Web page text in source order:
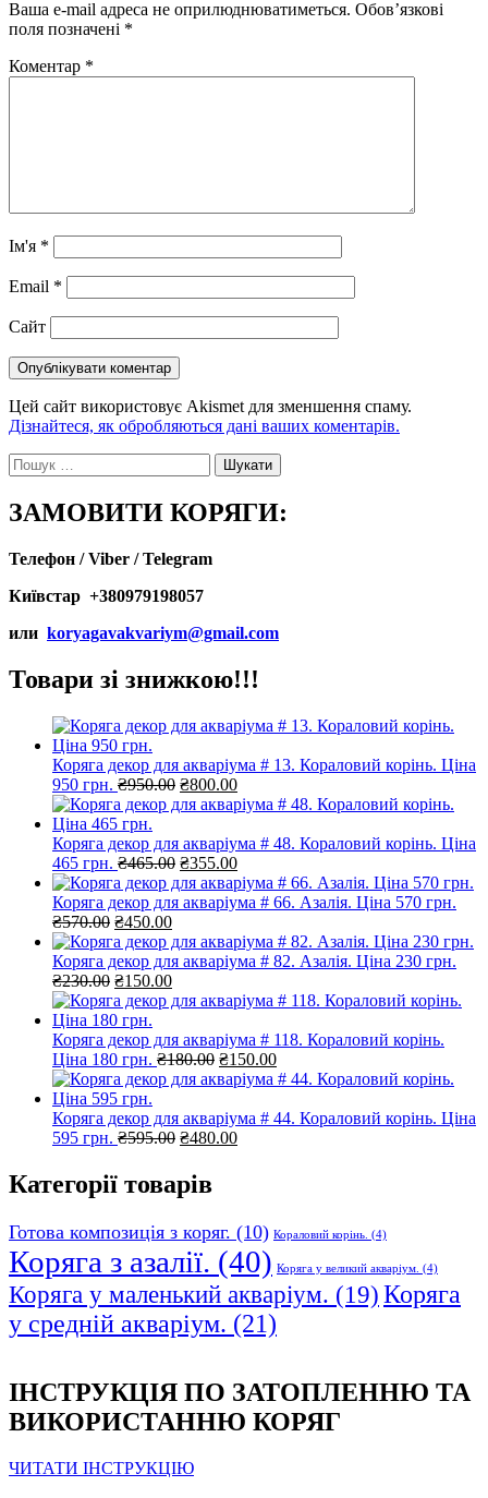
Ваша e-mail адреса не оприлюднюватиметься. Обов’язкові
поля позначені *
Коментар *
Ім'я *
Email *
Сайт
Цей сайт використовує Akismet для зменшення спаму.
Дізнайтеся, як обробляються дані ваших коментарів.
Пошук:
ЗАМОВИТИ КОРЯГИ:
Телефон / Viber / Telegram
Київстар +380979198057
или koryagavakvariym@gmail.com
Товари зі знижкою!!!
Коряга декор для акваріума # 13. Кораловий корінь. Ціна
950 грн. ₴950.00 Оригінальна
ціна:
₴800.00Поточна
ціна:
Коряга декор для акваріума # 48. Кораловий корінь. Ціна
465 грн. ₴465.00 Оригінальна
ціна:
₴465.00.
₴355.00Поточна
ціна:
₴355.00.
Коряга декор для акваріума # 66. Азалія. Ціна 570 грн.
₴570.00 Оригінальна
ціна:
₴570.00.
₴450.00Поточна
ціна:
₴450.00.
Коряга декор для акваріума # 82. Азалія. Ціна 230 грн.
₴230.00 Оригінальна
ціна:
₴230.00.
₴150.00Поточна
ціна:
Коряга декор для акваріума # 118. Кораловий корінь.
Ціна 180 грн. ₴180.00 Оригінальна
ціна:
₴150.00Поточна
ціна:
Коряга декор для акваріума # 44. Кораловий корінь. Ціна
595 грн. ₴595.00 Оригінальна
₴595.00.
₴480.00Поточна
Категорії товарів
Готова композиція з коряг. (10) Кораловий корінь. (4)
Коряга з азалії. (40) Коряга у великий акваріум. (4)
Коряга у маленький акваріум. (19) Коряга
у средній акваріум. (21)
ІНСТРУКЦІЯ ПО ЗАТОПЛЕННЮ ТА
ВИКОРИСТАННЮ КОРЯГ
ЧИТАТИ ІНСТРУКЦІЮ